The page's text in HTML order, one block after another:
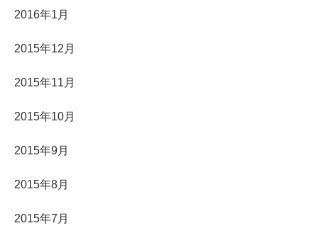
2016年1月
2015年12月
2015年11月
2015年10月
2015年9月
2015年8月
2015年7月